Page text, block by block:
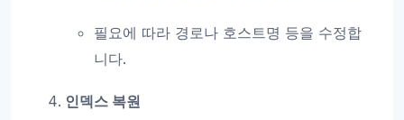
필요에 따라 경로나 호스트명 등을 수정합
니다.
인덱스 복원